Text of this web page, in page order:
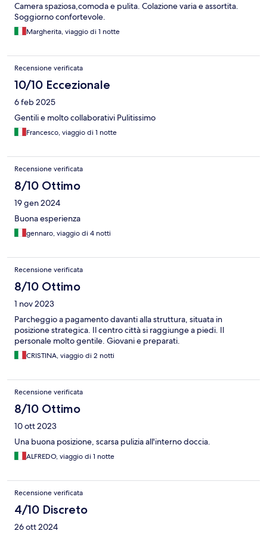
Camera spaziosa,comoda e pulita. Colazione varia e assortita.
Soggiorno confortevole.
Margherita, viaggio di 1 notte
Recensione verificata
10/10 Eccezionale
6 feb 2025
Gentili e molto collaborativi Pulitissimo
Francesco, viaggio di 1 notte
Recensione verificata
8/10 Ottimo
19 gen 2024
Buona esperienza
gennaro, viaggio di 4 notti
Recensione verificata
8/10 Ottimo
1 nov 2023
Parcheggio a pagamento davanti alla struttura, situata in
posizione strategica. Il centro città si raggiunge a piedi. Il
personale molto gentile. Giovani e preparati.
CRISTINA, viaggio di 2 notti
Recensione verificata
8/10 Ottimo
10 ott 2023
Una buona posizione, scarsa pulizia all'interno doccia.
ALFREDO, viaggio di 1 notte
Recensione verificata
4/10 Discreto
26 ott 2024